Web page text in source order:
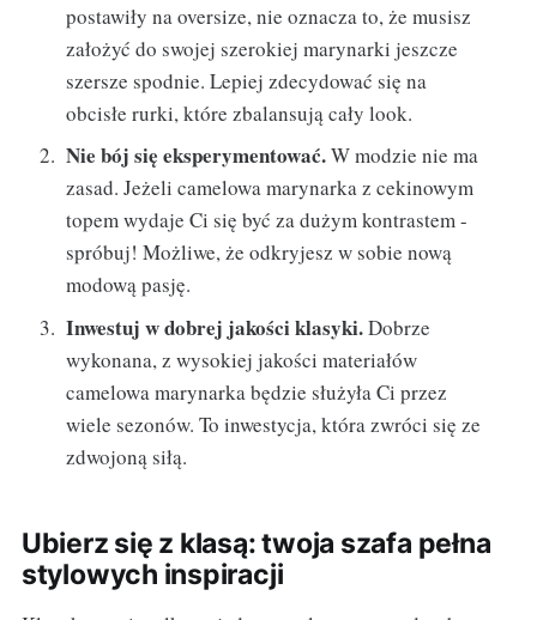
postawiły na oversize, nie oznacza to, że musisz
założyć do swojej szerokiej marynarki jeszcze
szersze spodnie. Lepiej zdecydować się na
obcisłe rurki, które zbalansują cały look.
Nie bój się eksperymentować.W modzie nie ma
zasad. Jeżeli camelowa marynarka z cekinowym
topem wydaje Ci się być za dużym kontrastem -
spróbuj! Możliwe, że odkryjesz w sobie nową
modową pasję.
Inwestuj w dobrej jakości klasyki.Dobrze
wykonana, z wysokiej jakości materiałów
camelowa marynarka będzie służyła Ci przez
wiele sezonów. To inwestycja, która zwróci się ze
zdwojoną siłą.
Ubierz się z klasą: twoja szafa pełna
stylowych inspiracji